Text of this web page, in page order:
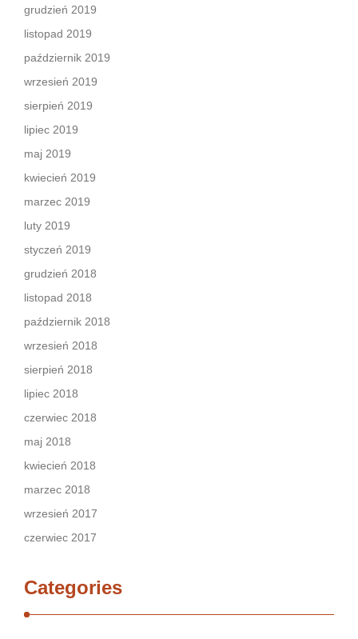
grudzień 2019
listopad 2019
październik 2019
wrzesień 2019
sierpień 2019
lipiec 2019
maj 2019
kwiecień 2019
marzec 2019
luty 2019
styczeń 2019
grudzień 2018
listopad 2018
październik 2018
wrzesień 2018
sierpień 2018
lipiec 2018
czerwiec 2018
maj 2018
kwiecień 2018
marzec 2018
wrzesień 2017
czerwiec 2017
Categories